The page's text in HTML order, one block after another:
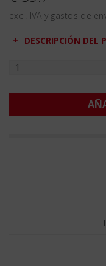
excl. IVA y gastos de
DESCRIPCIÓN DEL